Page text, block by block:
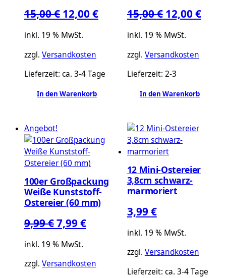
15,00€ Ursprünglicher
Preis
15,00 €
12,00€Aktueller
12,00 €.
inkl. 19 % MwSt.
zzgl. Versandkosten
Lieferzeit: ca. 3-4 Tage
In den Warenkorb
15,00€
Preis
15,00 €
12,00€
inkl. 19 % MwSt.
zzgl. Versandkosten
Lieferzeit: 2-3
In den Warenkorb
Angebot!
100er Großpackung
Weiße Kunststoff-
Ostereier (60 mm)
9,99€Ursprünglicher
Preis
9,99 €
7,99€Aktueller
7,99 €.
inkl. 19 % MwSt.
zzgl. Versandkosten
12 Mini-Ostereier
3,8cm schwarz-
marmoriert
3,99€
inkl. 19 % MwSt.
zzgl. Versandkosten
Lieferzeit: ca. 3-4 Tage